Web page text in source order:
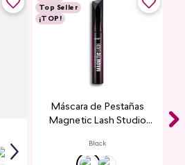
Top Seller
¡TOP!
Máscara de Pestañas
Magnetic Lash Studio
Black